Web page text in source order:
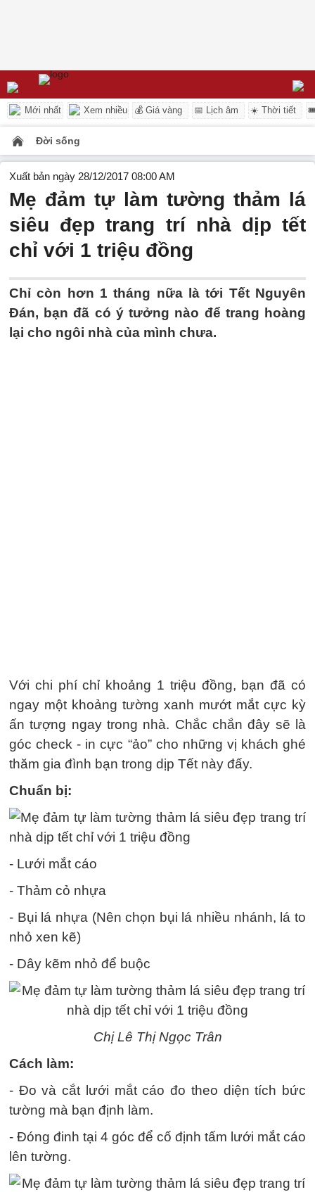
Mới nhất Xem nhiều 💰 Giá vàng 📅 Lịch âm ☀️ Thời tiết
Đời sống
Xuất bản ngày 28/12/2017 08:00 AM
Mẹ đảm tự làm tường thảm lá
siêu đẹp trang trí nhà dịp tết
chỉ với 1 triệu đồng
Chỉ còn hơn 1 tháng nữa là tới Tết Nguyên
Đán, bạn đã có ý tưởng nào để trang hoàng
lại cho ngôi nhà của mình chưa.
Với chi phí chỉ khoảng 1 triệu đồng, bạn đã có
ngay một khoảng tường xanh mướt mắt cực kỳ
ấn tượng ngay trong nhà. Chắc chắn đây sẽ là
góc check - in cực “ảo” cho những vị khách ghé
thăm gia đình bạn trong dịp Tết này đấy.
Chuẩn bị:
- Lưới mắt cáo
- Thảm cỏ nhựa
- Bụi lá nhựa (Nên chọn bụi lá nhiều nhánh, lá to
nhỏ xen kẽ)
- Dây kẽm nhỏ để buộc
Chị Lê Thị Ngọc Trân
Cách làm:
- Đo và cắt lưới mắt cáo đo theo diện tích bức
tường mà bạn định làm.
- Đóng đinh tại 4 góc để cố định tấm lưới mắt cáo
lên tường.